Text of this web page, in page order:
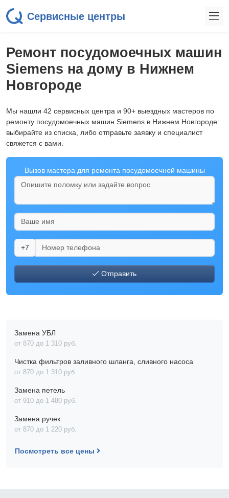
Сервисные центры
Ремонт посудомоечных машин
Siemens на дому в Нижнем
Новгороде
Мы нашли 42 сервисных центра и 90+ выездных мастеров по
ремонту посудомоечных машин Siemens в Нижнем Новгороде:
выбирайте из списка, либо отправьте заявку и специалист
свяжется с вами.
Вызов мастера для ремонта посудомоечной машины
+7
Отправить
Замена УБЛ
от 870 до 1 310 pyб.
Чистка фильтров заливного шланга, сливного насоса
от 870 до 1 310 pyб.
Замена петель
от 910 до 1 480 pyб.
Замена ручек
от 870 до 1 220 pyб.
Посмотреть все цены